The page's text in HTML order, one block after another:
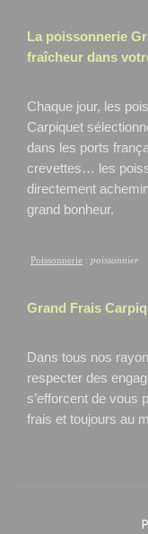
La poissonnerie
fraîcheur dans
Chaque jour, les
Carpiquet
dans les ports
crevettes… les
directement
grand bonheur.
Poissonnerie : poissonnier
Grand Frais
Dans tous nos
respecter des
s’efforcent de vous
frais et toujours au